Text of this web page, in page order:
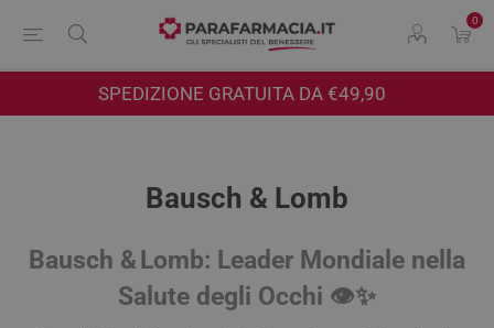
0
SPEDIZIONE GRATUITA DA €49,90
Bausch & Lomb
Bausch & Lomb: Leader Mondiale nella
Salute degli Occhi 👁️✨